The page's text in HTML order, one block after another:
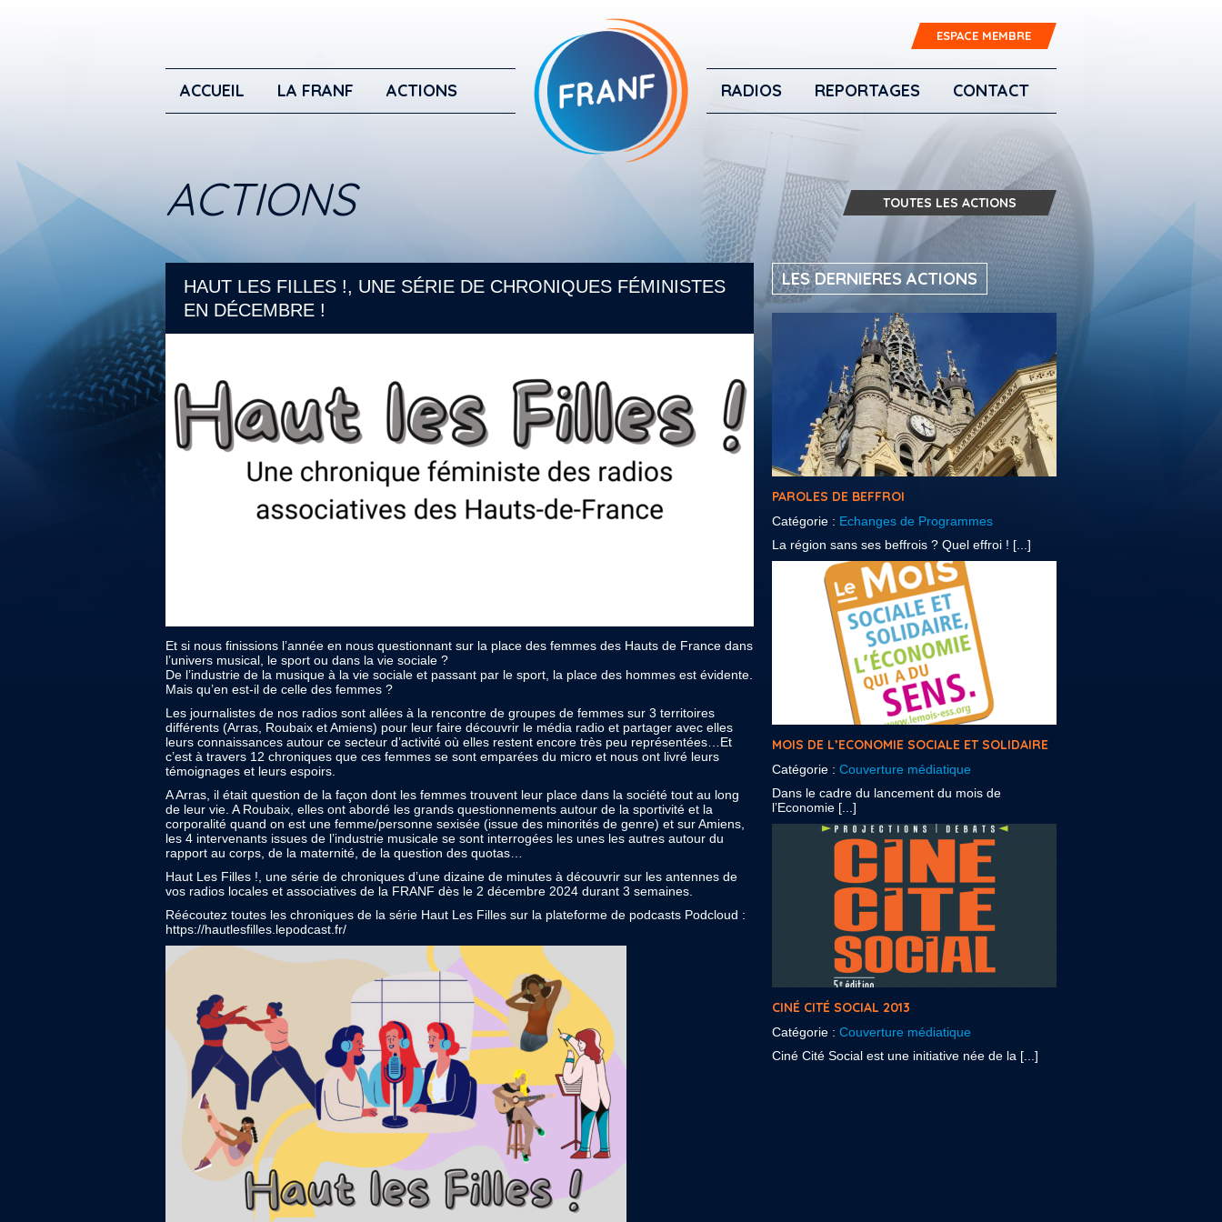
ESPACE MEMBRE
ACCUEIL LA FRANF ACTIONS RADIOS REPORTAGES CONTACT
ACTIONS TOUTES LES ACTIONS
HAUT LES FILLES !, UNE SÉRIE DE CHRONIQUES FÉMINISTES
EN DÉCEMBRE !
Et si nous finissions l’année en nous questionnant sur la place des femmes des Hauts de France dans
l’univers musical, le sport ou dans la vie sociale ?
De l’industrie de la musique à la vie sociale et passant par le sport, la place des hommes est évidente.
Mais qu’en est-il de celle des femmes ?
Les journalistes de nos radios sont allées à la rencontre de groupes de femmes sur 3 territoires
différents (Arras, Roubaix et Amiens) pour leur faire découvrir le média radio et partager avec elles
leurs connaissances autour ce secteur d’activité où elles restent encore très peu représentées…Et
c’est à travers 12 chroniques que ces femmes se sont emparées du micro et nous ont livré leurs
témoignages et leurs espoirs.
A Arras, il était question de la façon dont les femmes trouvent leur place dans la société tout au long
de leur vie. A Roubaix, elles ont abordé les grands questionnements autour de la sportivité et la
corporalité quand on est une femme/personne sexisée (issue des minorités de genre) et sur Amiens,
les 4 intervenants issues de l’industrie musicale se sont interrogées les unes les autres autour du
rapport au corps, de la maternité, de la question des quotas…
Haut Les Filles !, une série de chroniques d’une dizaine de minutes à découvrir sur les antennes de
vos radios locales et associatives de la FRANF dès le 2 décembre 2024 durant 3 semaines.
Réécoutez toutes les chroniques de la série Haut Les Filles sur la plateforme de podcasts Podcloud :
https://hautlesfilles.lepodcast.fr/
LES DERNIERES ACTIONS
PAROLES DE BEFFROI
Catégorie : Echanges de Programmes
La région sans ses beffrois ? Quel effroi ! [...]
MOIS DE L’ECONOMIE SOCIALE ET SOLIDAIRE
Catégorie : Couverture médiatique
Dans le cadre du lancement du mois de
l’Economie [...]
CINÉ CITÉ SOCIAL 2013
Catégorie : Couverture médiatique
Ciné Cité Social est une initiative née de la [...]